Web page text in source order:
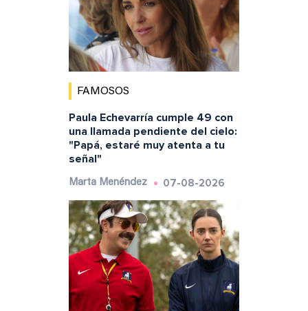
FAMOSOS
Paula Echevarría cumple 49 con
una llamada pendiente del cielo:
"Papá, estaré muy atenta a tu
señal"
Marta Menéndez 07-08-2026